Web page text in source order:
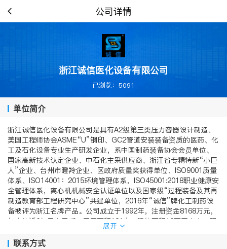
公司详情
浙江诚信医化设备有限公司
已浏览：5091
单位简介
浙江诚信医化设备有限公司是具有A2级第三类压力容器设计制造、
美国工程师协会ASME“U”钢印、GC2管道安装装备资质的医药、化
工及石化设备专业生产研发企业，系中国制药装备协会会员单位、
国家高新技术认定企业、中石化主采供应商、浙江省专精特新“小巨
人”企业、台州市瞪羚企业、区政府质量奖获得单位、ISO9001质量
体系、ISO14001：2015环境管理体系，ISO45001:2018职业健康安
全管理体系，离心机机械安全认证单位以及国家级“过程装备及其再
制造教育部工程研究中心”共建单位，2016年“诚信”牌化工制药设
备被评为浙江名牌产品。公司成立于1992年，注册资金8168万元，
年产值近6亿元人民币，厂区面积181亩，建筑面积12万平方米，现
有员工600余人，中、高级职称技术人员100余人，教授级高工5
人，另聘请对口科研院所教授及高级设备主管为技术顾问12人。公
展开
联系方式